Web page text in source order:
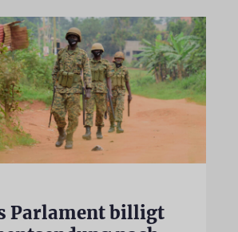
Parlament billigt